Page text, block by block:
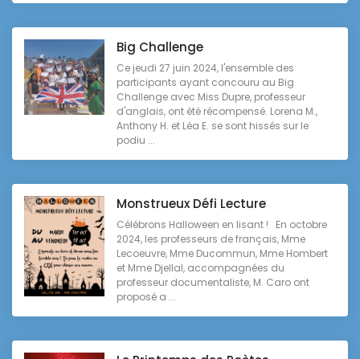
Big Challenge
Ce jeudi 27 juin 2024, l'ensemble des
participants ayant concouru au Big
Challenge avec Miss Dupre, professeur
d'anglais, ont été récompensé. Lorena M.,
Anthony H. et Léa E. se sont hissés sur le
podiu ...
Monstrueux Défi Lecture
Célébrons Halloween en lisant ! En octobre
2024, les professeurs de français, Mme
Lecoeuvre, Mme Ducommun, Mme Hombert
et Mme Djellal, accompagnées du
professeur documentaliste, M. Caro ont
proposé a ...